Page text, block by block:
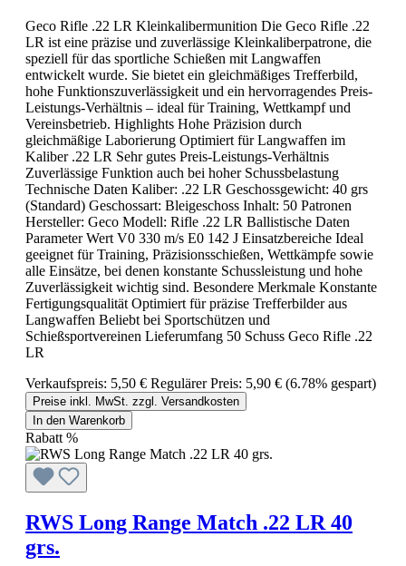
Geco Rifle .22 LR Kleinkalibermunition Die Geco Rifle .22
LR ist eine präzise und zuverlässige Kleinkaliberpatrone, die
speziell für das sportliche Schießen mit Langwaffen
entwickelt wurde. Sie bietet ein gleichmäßiges Trefferbild,
hohe Funktionszuverlässigkeit und ein hervorragendes Preis-
Leistungs-Verhältnis – ideal für Training, Wettkampf und
Vereinsbetrieb. Highlights Hohe Präzision durch
gleichmäßige Laborierung Optimiert für Langwaffen im
Kaliber .22 LR Sehr gutes Preis-Leistungs-Verhältnis
Zuverlässige Funktion auch bei hoher Schussbelastung
Technische Daten Kaliber: .22 LR Geschossgewicht: 40 grs
(Standard) Geschossart: Bleigeschoss Inhalt: 50 Patronen
Hersteller: Geco Modell: Rifle .22 LR Ballistische Daten
Parameter Wert V0 330 m/s E0 142 J Einsatzbereiche Ideal
geeignet für Training, Präzisionsschießen, Wettkämpfe sowie
alle Einsätze, bei denen konstante Schussleistung und hohe
Zuverlässigkeit wichtig sind. Besondere Merkmale Konstante
Fertigungsqualität Optimiert für präzise Trefferbilder aus
Langwaffen Beliebt bei Sportschützen und
Schießsportvereinen Lieferumfang 50 Schuss Geco Rifle .22
LR
Verkaufspreis: 5,50 € Regulärer Preis: 5,90 € (6.78% gespart)
Preise inkl. MwSt. zzgl. Versandkosten
In den Warenkorb
Rabatt %
RWS Long Range Match .22 LR 40
grs.